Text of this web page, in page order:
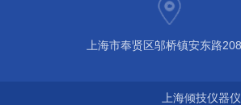
上海市奉贤区邬桥镇安东路
上海倾技仪器